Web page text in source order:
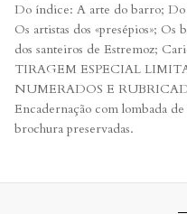
Do índice: A arte do barro; Do
Os artistas dos «presépios»;
dos santeiros de Estremoz;
TIRAGEM ESPECIAL
NUMERADOS E
Encadernação com lombada
brochura preservadas.